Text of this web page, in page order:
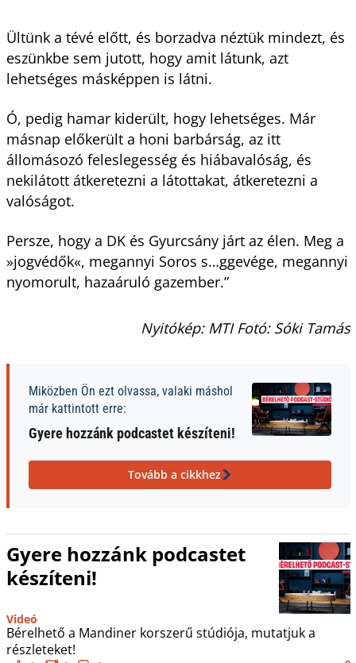
Ültünk a tévé előtt, és borzadva néztük mindezt, és
eszünkbe sem jutott, hogy amit látunk, azt
lehetséges másképpen is látni.
Ó, pedig hamar kiderült, hogy lehetséges. Már
másnap előkerült a honi barbárság, az itt
állomásozó feleslegesség és hiábavalóság, és
nekilátott átkeretezni a látottakat, átkeretezni a
valóságot.
Persze, hogy a DK és Gyurcsány járt az élen. Meg a
»jogvédők«, megannyi Soros s…ggevége, megannyi
nyomorult, hazaáruló gazember.”
Nyitókép: MTI Fotó: Sóki Tamás
Miközben Ön ezt olvassa, valaki máshol
már kattintott erre:
Gyere hozzánk podcastet készíteni!
Tovább a cikkhez
Gyere hozzánk podcastet
készíteni!
Videó
Bérelhető a Mandiner korszerű stúdiója, mutatjuk a
részleteket!